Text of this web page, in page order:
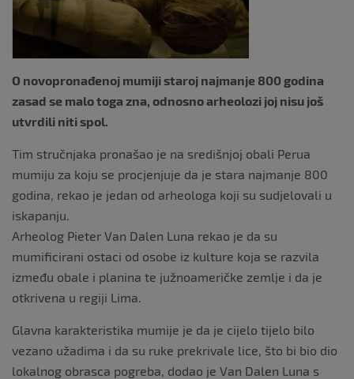
O novopronađenoj mumiji staroj najmanje 800 godina
zasad se malo toga zna, odnosno arheolozi joj nisu još
utvrdili niti spol.
Tim stručnjaka pronašao je na središnjoj obali Perua
mumiju za koju se procjenjuje da je stara najmanje 800
godina, rekao je jedan od arheologa koji su sudjelovali u
iskapanju.
Arheolog Pieter Van Dalen Luna rekao je da su
mumificirani ostaci od osobe iz kulture koja se razvila
između obale i planina te južnoameričke zemlje i da je
otkrivena u regiji Lima.
Glavna karakteristika mumije je da je cijelo tijelo bilo
vezano užadima i da su ruke prekrivale lice, što bi bio dio
lokalnog obrasca pogreba, dodao je Van Dalen Luna s